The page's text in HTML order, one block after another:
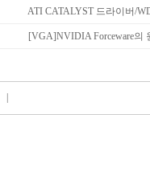
ATI CATALYST 드라이버/
[VGA]NVIDIA Forceware의